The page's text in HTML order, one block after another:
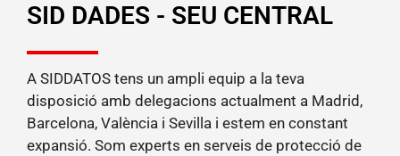
SID DADES - SEU CENTRAL
A SIDDATOS tens un ampli equip a la teva
disposició amb delegacions actualment a Madrid,
Barcelona, València i Sevilla i estem en constant
expansió. Som experts en serveis de protecció de